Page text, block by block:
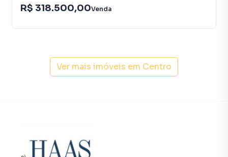
R$ 318.500,00Venda
Ver mais imóveis em Centro